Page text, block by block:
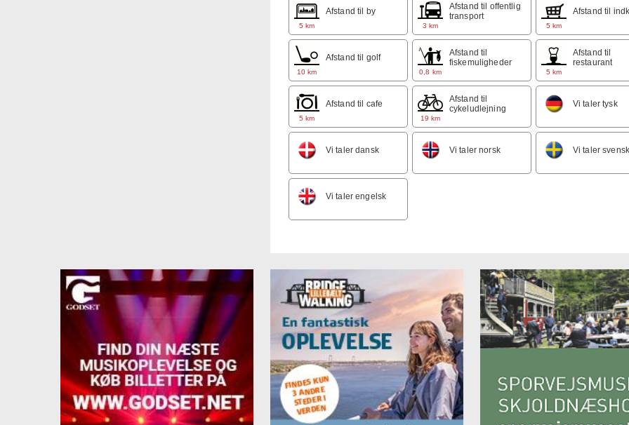
5 km
Afstand til by
3 km
Afstand til offentlig
transport
5 km
Afstand til
10 km
Afstand til golf
0,8 km
Afstand til
fiskemuligheder
5 km
Afstand til
restaurant
5 km
Afstand til cafe
19 km
Afstand til
cykeludlejning
Vi taler tysk
Vi taler dansk Vi taler norsk Vi taler svensk
Vi taler engelsk